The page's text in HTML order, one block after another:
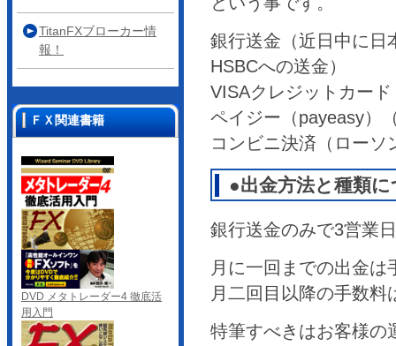
銀行送金（近日中に日
HSBCへの送金）
VISAクレジットカー
ペイジー（payeasy）
コンビニ決済（ロー
●出金方法と種類
銀行送金のみで3営業
月に一回までの出金
月二回目以降の手数
特筆すべきはお客様の
TitanFXブローカー情
報！
ＦＸ関連書籍
DVD メタトレーダー4 徹底活
用入門